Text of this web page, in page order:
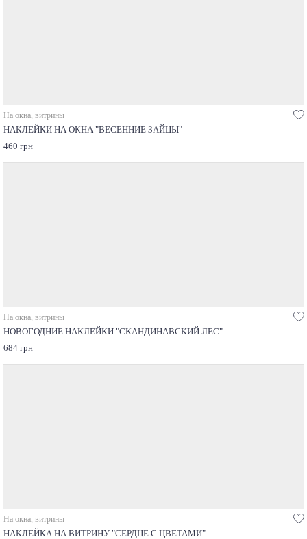
На окна, витрины
НАКЛЕЙКИ НА ОКНА "ВЕСЕННИЕ ЗАЙЦЫ"
460 грн
На окна, витрины
НОВОГОДНИЕ НАКЛЕЙКИ "СКАНДИНАВСКИЙ ЛЕС"
684 грн
На окна, витрины
НАКЛЕЙКА НА ВИТРИНУ "СЕРДЦЕ С ЦВЕТАМИ"